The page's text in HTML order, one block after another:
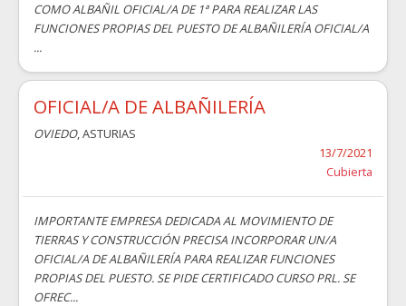
COMO ALBAÑIL OFICIAL/A DE 1ª PARA REALIZAR LAS
FUNCIONES PROPIAS DEL PUESTO DE ALBAÑILERÍA OFICIAL/A
...
OFICIAL/A DE ALBAÑILERÍA
OVIEDO, ASTURIAS
13/7/2021
Cubierta
IMPORTANTE EMPRESA DEDICADA AL MOVIMIENTO DE
TIERRAS Y CONSTRUCCIÓN PRECISA INCORPORAR UN/A
OFICIAL/A DE ALBAÑILERÍA PARA REALIZAR FUNCIONES
PROPIAS DEL PUESTO. SE PIDE CERTIFICADO CURSO PRL. SE
OFREC...